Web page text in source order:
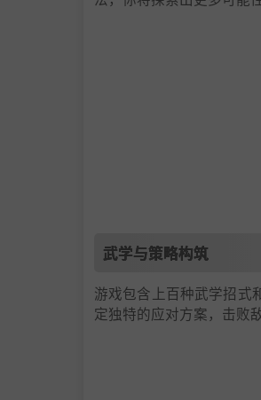
武学与策略构筑
游戏包含上百种武学招式
定独特的应对方案，击败敌